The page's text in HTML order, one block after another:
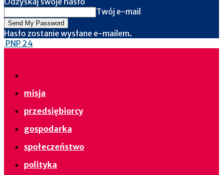
Twój e-mail
Hasło zostanie wysłane e-mailem.
PNP 24
misja
przedsiębiorcy
gospodarka
społeczeństwo
polityka